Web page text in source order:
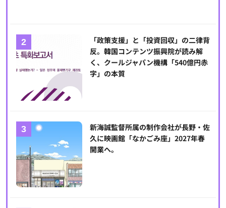
「政策支援」と「投資回収」の二律背
反。韓国コンテンツ振興院が読み解
く、クールジャパン機構「540億円赤
字」の本質
新海誠監督所属の制作会社が長野・佐
久に映画館「なかごみ座」2027年春
開業へ。